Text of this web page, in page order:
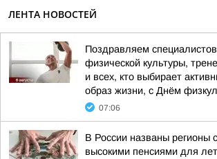
ЛЕНТА НОВОСТЕЙ
Поздравляем
физической культуры,
и всех, кто выбирает
образ жизни, с Днём
07:06
В России названы регионы
высокими пенсиями для